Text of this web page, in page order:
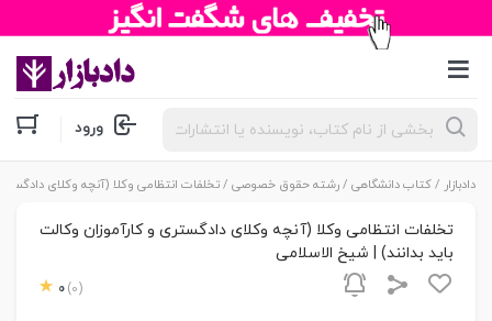
جستجوی
محصولات ورود
دادبازار /کتاب دانشگاهی /رشته حقوق خصوصی / تخلفات انتظامی وکلا (آنچه وکلای
تخلفات انتظامی وکلا (آنچه وکلای دادگستری و کارآموزان وکالت
باید بدانند) | شیخ الاسلامی
0 (0)